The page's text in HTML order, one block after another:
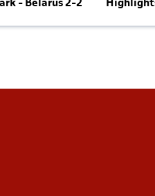
- Belarus 2-2